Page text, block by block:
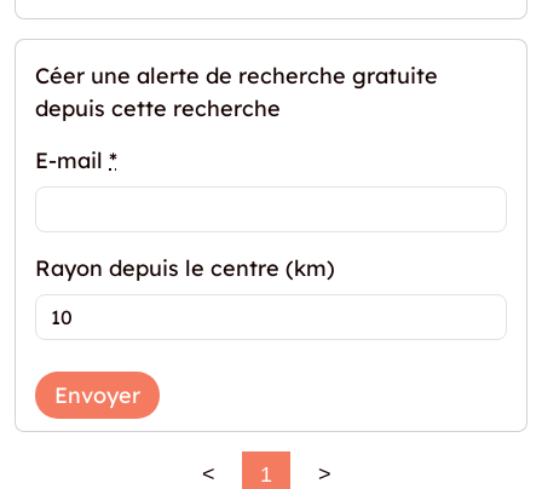
Céer une alerte de recherche gratuite
depuis cette recherche
E-mail *
Rayon depuis le centre (km)
Envoyer
< 1 >